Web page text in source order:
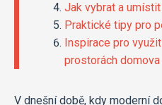
Jak vybrat a
Praktické tipy pro
Inspirace pro
prostorách domova
V dnešní době, kdy moderní